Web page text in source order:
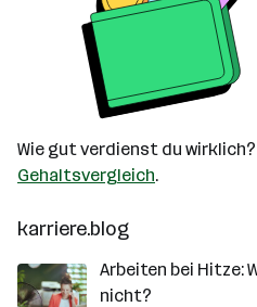
Wie gut verdienst du
Gehaltsvergleich.
karriere.blog
Arbeiten bei Hitze:
nicht?